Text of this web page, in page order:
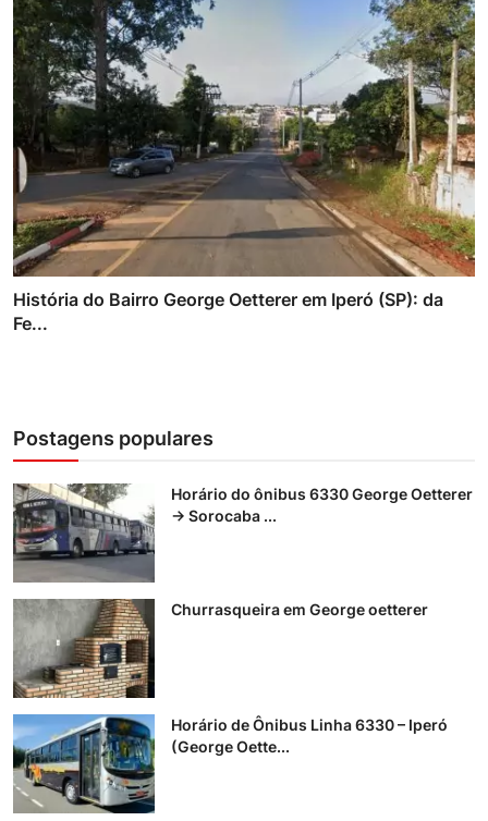
História do Bairro George Oetterer em Iperó (SP): da
Fe...
Postagens populares
Horário do ônibus 6330 George Oetterer
→ Sorocaba ...
Churrasqueira em George oetterer
Horário de Ônibus Linha 6330 – Iperó
(George Oette...